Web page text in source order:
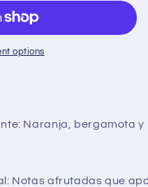
options
Naranja, bergamota y
Notas afrutadas que